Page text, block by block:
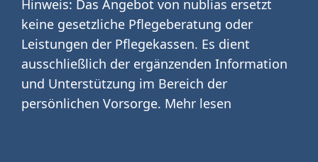
Hinweis: Das Angebot von nublias ersetzt
keine gesetzliche Pflegeberatung oder
Leistungen der Pflegekassen. Es dient
ausschließlich der ergänzenden Information
und Unterstützung im Bereich der
persönlichen Vorsorge. Mehr lesen